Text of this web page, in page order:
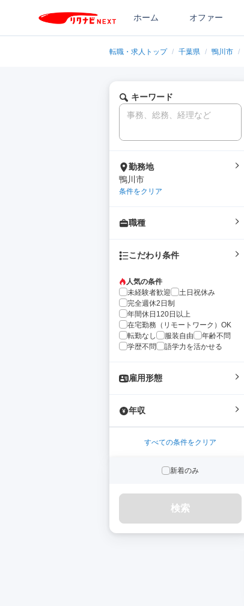
ホーム オファー
転職・求人トップ / 千葉県 / 鴨川市 /
キーワード
勤務地
鴨川市
条件をクリア
職種
こだわり条件
人気の条件
未経験者歓迎
土日祝休み
完全週休2日制
年間休日120日以上
在宅勤務（リモートワーク）OK
転勤なし
服装自由
年齢不問
学歴不問
語学力を活かせる
雇用形態
年収
すべての条件をクリア
新着のみ
検索